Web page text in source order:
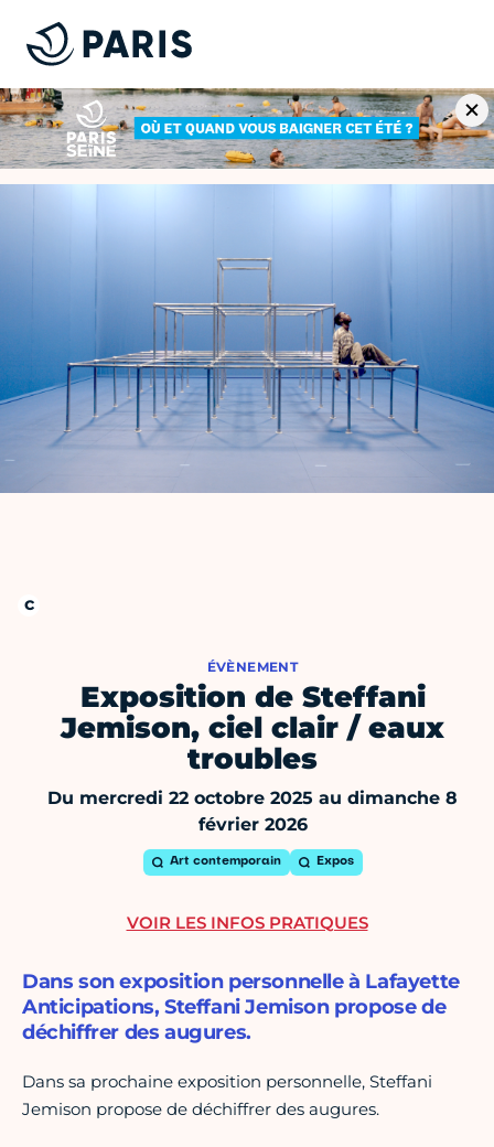
ÉVÈNEMENT
Exposition de Steffani
Jemison, ciel clair / eaux
troubles
Du mercredi 22 octobre 2025 au dimanche 8
février 2026
Art contemporain Expos
Dans son exposition personnelle à Lafayette
Anticipations, Steffani Jemison propose de
déchiffrer des augures.
Dans sa prochaine exposition personnelle, Steffani
Jemison propose de déchiffrer des augures.
VOIR LES INFOS PRATIQUES